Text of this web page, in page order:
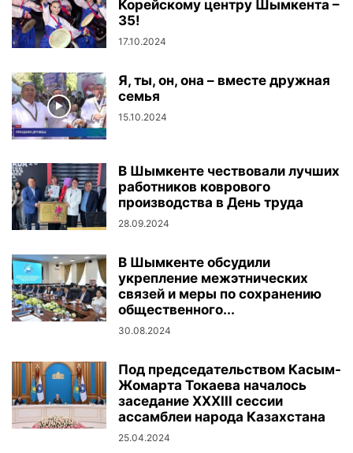
Корейскому центру Шымкента –
35!
17.10.2024
Я, ты, он, она – вместе дружная
семья
15.10.2024
В Шымкенте чествовали лучших
работников коврового
производства в День труда
28.09.2024
В Шымкенте обсудили
укрепление межэтнических
связей и меры по сохранению
общественного...
30.08.2024
Под председательством Касым-
Жомарта Токаева началось
заседание XXXIIІ сессии
ассамблеи народа Казахстана
25.04.2024